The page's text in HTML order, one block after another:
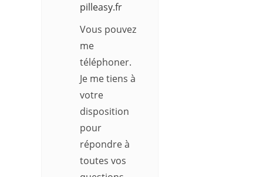
pilleasy.fr
Vous pouvez
me
téléphoner.
Je me tiens à
votre
disposition
pour
répondre à
toutes vos